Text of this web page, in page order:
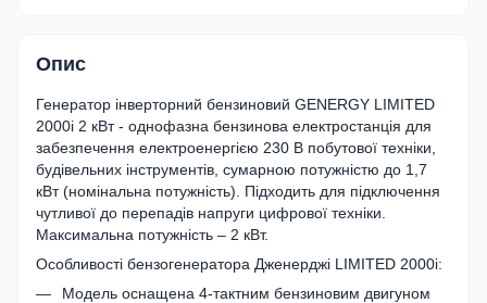
Опис
Генератор інверторний бензиновий GENERGY LIMITED
2000i 2 кВт - однофазна бензинова електростанція для
забезпечення електроенергією 230 В побутової техніки,
будівельних інструментів, сумарною потужністю до 1,7
кВт (номінальна потужність). Підходить для підключення
чутливої до перепадів напруги цифрової техніки.
Максимальна потужність – 2 кВт.
Особливості бензогенератора Дженерджі LIMITED 2000i:
Модель оснащена 4-тактним бензиновим двигуном